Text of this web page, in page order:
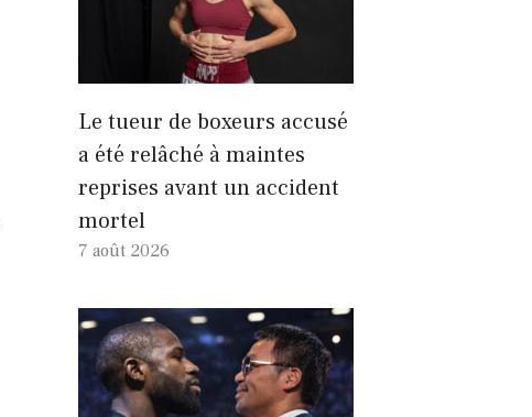
Le tueur de boxeurs accusé
a été relâché à maintes
reprises avant un accident
mortel
7 août 2026